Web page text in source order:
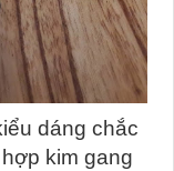
dáng chắc
kim gang